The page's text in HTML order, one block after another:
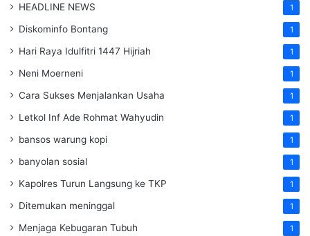
HEADLINE NEWS 1
Diskominfo Bontang 1
Hari Raya Idulfitri 1447 Hijriah 1
Neni Moerneni 1
Cara Sukses Menjalankan Usaha 1
Letkol Inf Ade Rohmat Wahyudin 1
bansos warung kopi 1
banyolan sosial 1
Kapolres Turun Langsung ke TKP 1
Ditemukan meninggal 1
Menjaga Kebugaran Tubuh 1